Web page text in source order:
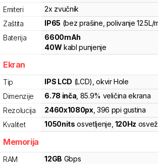
Emiteri
2x zvučnik
Zaštita
IP65 (bez prašine, polivanje 12.5L/
Baterija
6600mAh
40W kabl punjenje
Ekran
Tip IPS LCD (LCD) , okvir Hole
Dimenzije
6.78 inča , 85.9% veličina ekrana
Rezolucija
2460x1080px, 396 ppi gustina
Kvalitet
1050nits osvetljenje 120Hz
Memorija
RAM 12GB Gbps